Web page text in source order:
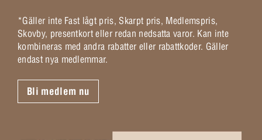
*Gäller inte Fast lågt pris, Skarpt pris, Medlemspris,
Skovby, presentkort eller redan nedsatta varor. Kan inte
kombineras med andra rabatter eller rabattkoder. Gäller
endast nya medlemmar.
Bli medlem nu